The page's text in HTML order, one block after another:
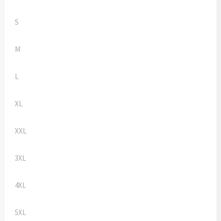
S
M
L
XL
XXL
3XL
4XL
5XL